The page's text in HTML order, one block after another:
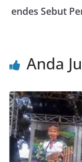
o
endes Sebut
Anda